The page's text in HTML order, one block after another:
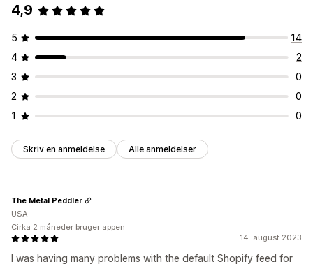
4,9
5
14
4
2
3
0
2
0
1
0
Skriv en anmeldelse Alle anmeldelser
14. august 2023
I was having many problems with the default Shopify feed for
The Metal Peddler
USA
Cirka 2 måneder bruger appen